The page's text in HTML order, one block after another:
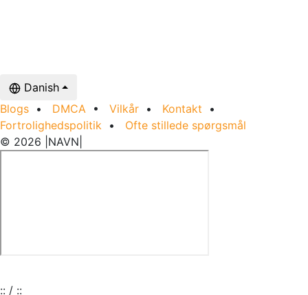
Danish
Blogs • DMCA • Vilkår • Kontakt •
Fortrolighedspolitik • Ofte stillede spørgsmål
© 2026 |NAVN|
:: / ::